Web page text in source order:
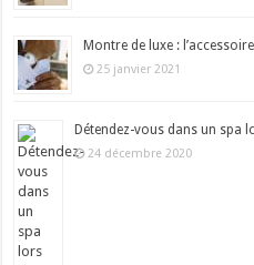
Montre de luxe :
25 janvier 2021
Détendez-vous dans un spa
24 décembre 2020